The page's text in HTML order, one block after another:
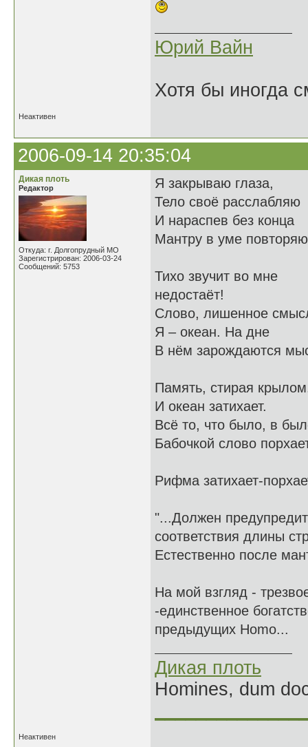
Юрий Вайн
Хотя бы иногда
Неактивен
2006-09-14 20:35:04
Дикая плоть
Редактор
Откуда: г. Долгопрудный МО
Зарегистрирован: 2006-03-24
Сообщений: 5753
Я закрываю глаза,
Тело своё расслабляю
И нараспев без
Мантру в уме
Тихо звучит во мне -
недостаёт!
Слово, лишенное
Я – океан. На дне
В нём зарождаются
Память, стирая
И океан затихает.
Всё то, что было, в
Бабочкой слово
Рифма затихает-
"...Должен
соответствия длины
Естественно после
На мой взгляд -
-единственное
предыдущих Homo...
Дикая плоть
Homines, dum
Неактивен